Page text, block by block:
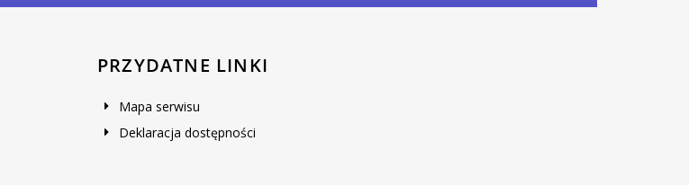
PRZYDATNE LINKI
Mapa serwisu
Deklaracja dostępności